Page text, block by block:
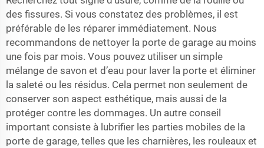
des fissures. Si vous constatez des problèmes, il est
préférable de les réparer immédiatement. Nous
recommandons de nettoyer la porte de garage au moins
une fois par mois. Vous pouvez utiliser un simple
mélange de savon et d’eau pour laver la porte et éliminer
la saleté ou les résidus. Cela permet non seulement de
conserver son aspect esthétique, mais aussi de la
protéger contre les dommages. Un autre conseil
important consiste à lubrifier les parties mobiles de la
porte de garage, telles que les charnières, les rouleaux et